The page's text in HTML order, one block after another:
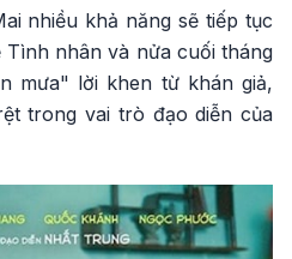
nhiều khả năng sẽ tiếp tục
nhân và nửa cuối tháng
mưa" lời khen từ khán giả,
trong vai trò đạo diễn của